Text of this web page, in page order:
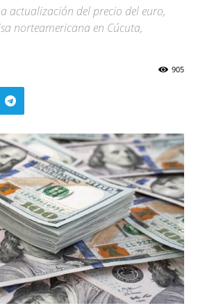
actualización del precio del euro,
norteamericana en Cúcuta,
905